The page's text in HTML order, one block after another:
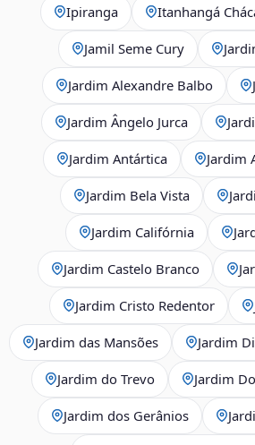
Ipiranga Itanhangá
Jamil Seme Cury
Jardim Alexandre Balbo
Jardim Ângelo Jurca
Jardim Antártica Jardim
Jardim Bela Vista
Jardim Califórnia
Jardim Castelo Branco
Jardim Cristo Redentor
Jardim das Mansões Jardim
Jardim do Trevo Jardim
Jardim dos Gerânios